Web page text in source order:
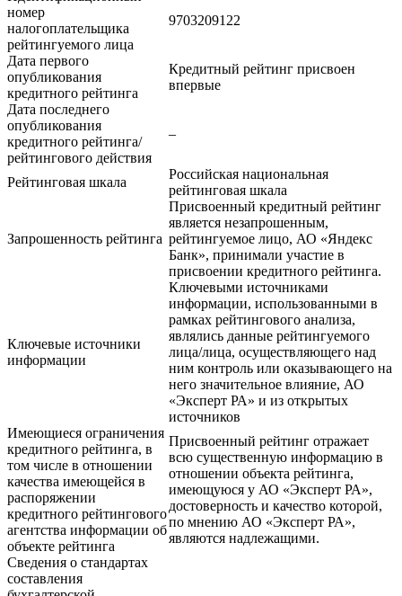
номер
налогоплательщика
рейтингуемого лица
9703209122
Дата первого
опубликования
кредитного рейтинга
Кредитный рейтинг присвоен
впервые
Дата последнего
опубликования
кредитного рейтинга/
рейтингового действия
–
Рейтинговая шкала
Российская национальная
рейтинговая шкала
Запрошенность рейтинга
Присвоенный кредитный рейтинг
является незапрошенным,
рейтингуемое лицо, АО «Яндекс
Банк», принимали участие в
присвоении кредитного рейтинга.
Ключевые источники
информации
Ключевыми источниками
информации, использованными в
рамках рейтингового анализа,
являлись данные рейтингуемого
лица/лица, осуществляющего над
ним контроль или оказывающего на
него значительное влияние, АО
«Эксперт РА» и из открытых
источников
Имеющиеся ограничения
кредитного рейтинга, в
том числе в отношении
качества имеющейся в
распоряжении
кредитного рейтингового
агентства информации об
объекте рейтинга
Присвоенный рейтинг отражает
всю существенную информацию в
отношении объекта рейтинга,
имеющуюся у АО «Эксперт РА»,
достоверность и качество которой,
по мнению АО «Эксперт РА»,
являются надлежащими.
Сведения о стандартах
составления